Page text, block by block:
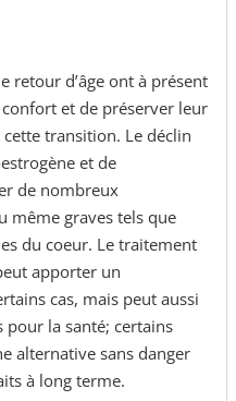
retour d’âge ont à présent
et de préserver leur
transition. Le déclin
et de
de nombreux
même graves tels que
du coeur. Le traitement
apporter un
cas, mais peut aussi
pour la santé; certains
alternative sans danger
à long terme.